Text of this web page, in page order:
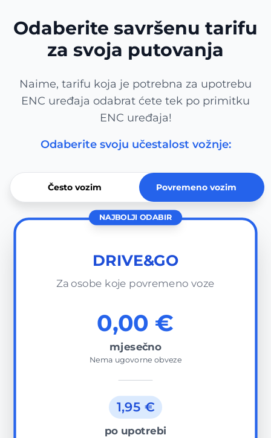
Odaberite savršenu tarifu
za svoja putovanja
Naime, tarifu koja je potrebna za upotrebu
ENC uređaja odabrat ćete tek po primitku
ENC uređaja!
Odaberite svoju učestalost vožnje:
Često vozim Povremeno vozim
NAJBOLJI ODABIR
DRIVE&GO
Za osobe koje povremeno voze
0,00 €
mjesečno
Nema ugovorne obveze
1,95 €
po upotrebi